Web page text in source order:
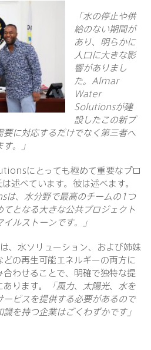
「水の停止や供
給のない期間が
あり、明らかに
人口に大きな影
響がありまし
た。 Almar
Water
Solutionsが建
設したこの新プ
要に対応するだけでなく第三者へ
。」
にとっても極めて重要なプロ
述べています。彼は述べます。
は、水分野で最高のチームの 1つ
となる大きな公共プロジェクト
ルストーンです。」
水ソリューション、および姉妹
の再生可能エネルギーの両方に
わせることで、明確で独特な提
ります。
「風力、太陽光、水を
ービスを提供する必要があるので
を持つ企業はごくわずかです」